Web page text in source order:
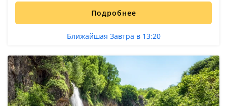
Подробнее
Ближайшая Завтра в 13:20